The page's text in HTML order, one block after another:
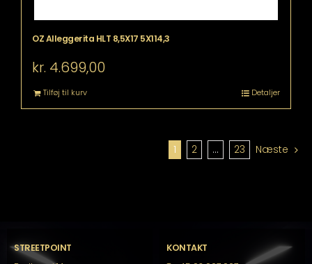
OZ Alleggerita HLT 8,5X17 5X114,3
kr. 4.699,00
Tilføj til kurv Detaljer
1 2 … 23 Næste
STREETPOINT
KONTAKT